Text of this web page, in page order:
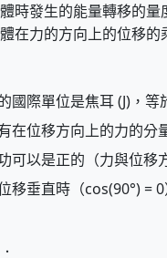
時發生的能量轉移的
在力的方向上的位移的
國際單位是焦耳 (J)，等
在位移方向上的力的分
可以是正的（力與位移
移垂直時（cos(90°) =